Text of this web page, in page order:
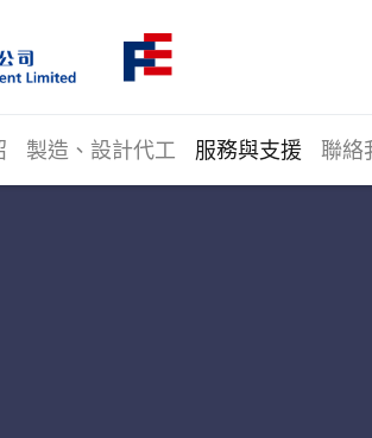
製造、設計代工 服務與支援 聯絡